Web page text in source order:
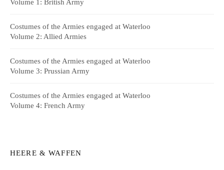
Volume 1: British Army
Costumes of the Armies engaged at Waterloo
Volume 2: Allied Armies
Costumes of the Armies engaged at Waterloo
Volume 3: Prussian Army
Costumes of the Armies engaged at Waterloo
Volume 4: French Army
HEERE & WAFFEN